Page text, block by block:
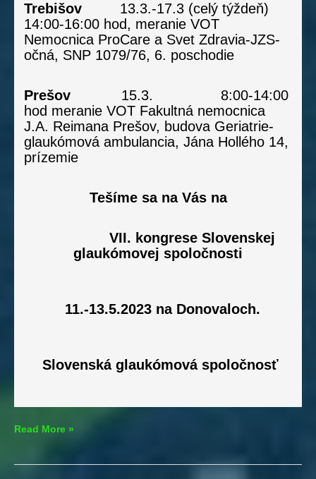
Trebišov 13.3.-17.3 (celý týždeň)
14:00-16:00 hod, meranie VOT
Nemocnica ProCare a Svet Zdravia-JZS-
očná, SNP 1079/76, 6. poschodie
Prešov 15.3.
8:00-14:00
hod meranie VOT Fakultná nemocnica
J.A. Reimana Prešov, budova Geriatrie-
glaukómová ambulancia, Jána Hollého 14,
prízemie
Tešíme sa na Vás na
VII. kongrese Slovenskej
glaukómovej spoločnosti
11.-13.5.2023 na Donovaloch.
Slovenská glaukómová spoločnosť
Svetový
Read More »